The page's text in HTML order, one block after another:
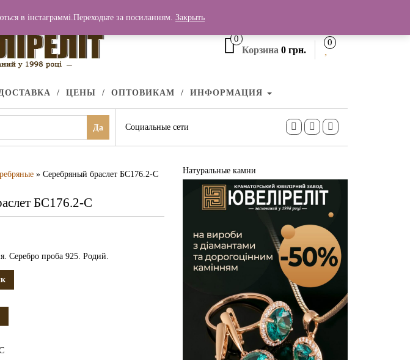
0
Корзина 0 грн.
0
ЦЕНЫ ОПТОВИКАМ ИНФОРМАЦИЯ
Да Социальные сети
» Серебряный браслет БС176.2-С
БС176.2-С
Серебро проба 925. Родий.
Натуральные камни
в інстаграммі.Переходьте за посиланням. Закрыть